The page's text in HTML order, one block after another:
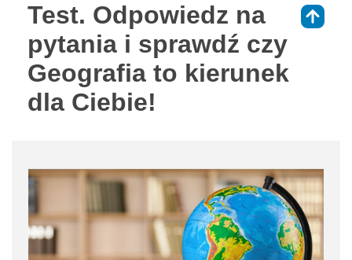
Test. Odpowiedz na
pytania i sprawdź czy
Geografia to kierunek
dla Ciebie!